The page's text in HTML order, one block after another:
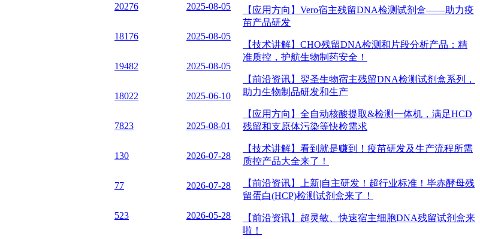
20276 2025-08-05
18176 2025-08-05
19482 2025-08-05
18022 2025-06-10
7823 2025-08-01
130 2026-07-28
77 2026-07-28
523 2026-05-28
【应用方向】 Vero宿主残留DNA检测试剂盒——助力疫
苗产品研发
【技术讲解】 CHO残留DNA检测和片段分析产品：精
准质控，护航生物制药安全！
【前沿资讯】 翌圣生物宿主残留DNA检测试剂盒系列，
助力生物制品研发和生产
【应用方向】 全自动核酸提取&检测一体机，满足HCD
残留和支原体污染等快检需求
【技术讲解】 看到就是赚到！疫苗研发及生产流程所需
质控产品大全来了！
【前沿资讯】
上新|自主研发！超行业标准！毕赤酵母残
留蛋白(HCP)检测试剂盒来了！
【前沿资讯】 超灵敏、快速宿主细胞DNA残留试剂盒来
啦！